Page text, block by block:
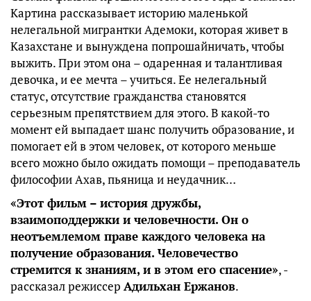
Картина рассказывает историю маленькой
нелегальной мигрантки Адемоки, которая живет в
Казахстане и вынуждена попрошайничать, чтобы
выжить. При этом она – одаренная и талантливая
девочка, и ее мечта – учиться. Ее нелегальный
статус, отсутствие гражданства становятся
серьезным препятствием для этого. В какой-то
момент ей выпадает шанс получить образование, и
помогает ей в этом человек, от которого меньше
всего можно было ожидать помощи – преподаватель
философии Ахав, пьяница и неудачник…
«Этот фильм – история дружбы,
взаимоподдержки и человечности. Он о
неотъемлемом праве каждого человека на
получение образования. Человечество
стремится к знаниям, и в этом его спасение», -
рассказал режиссер Адильхан Ержанов.